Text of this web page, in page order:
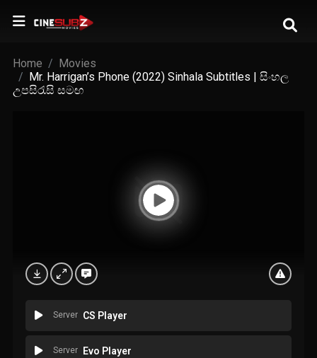
Home
Movies
Mr. Harrigan’s Phone (2022) Sinhala Subtitles | සිංහල
උපසිරැසි සමඟ
Server CS Player
Server Evo Player